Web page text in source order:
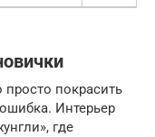
покрасить
Интерьер
где